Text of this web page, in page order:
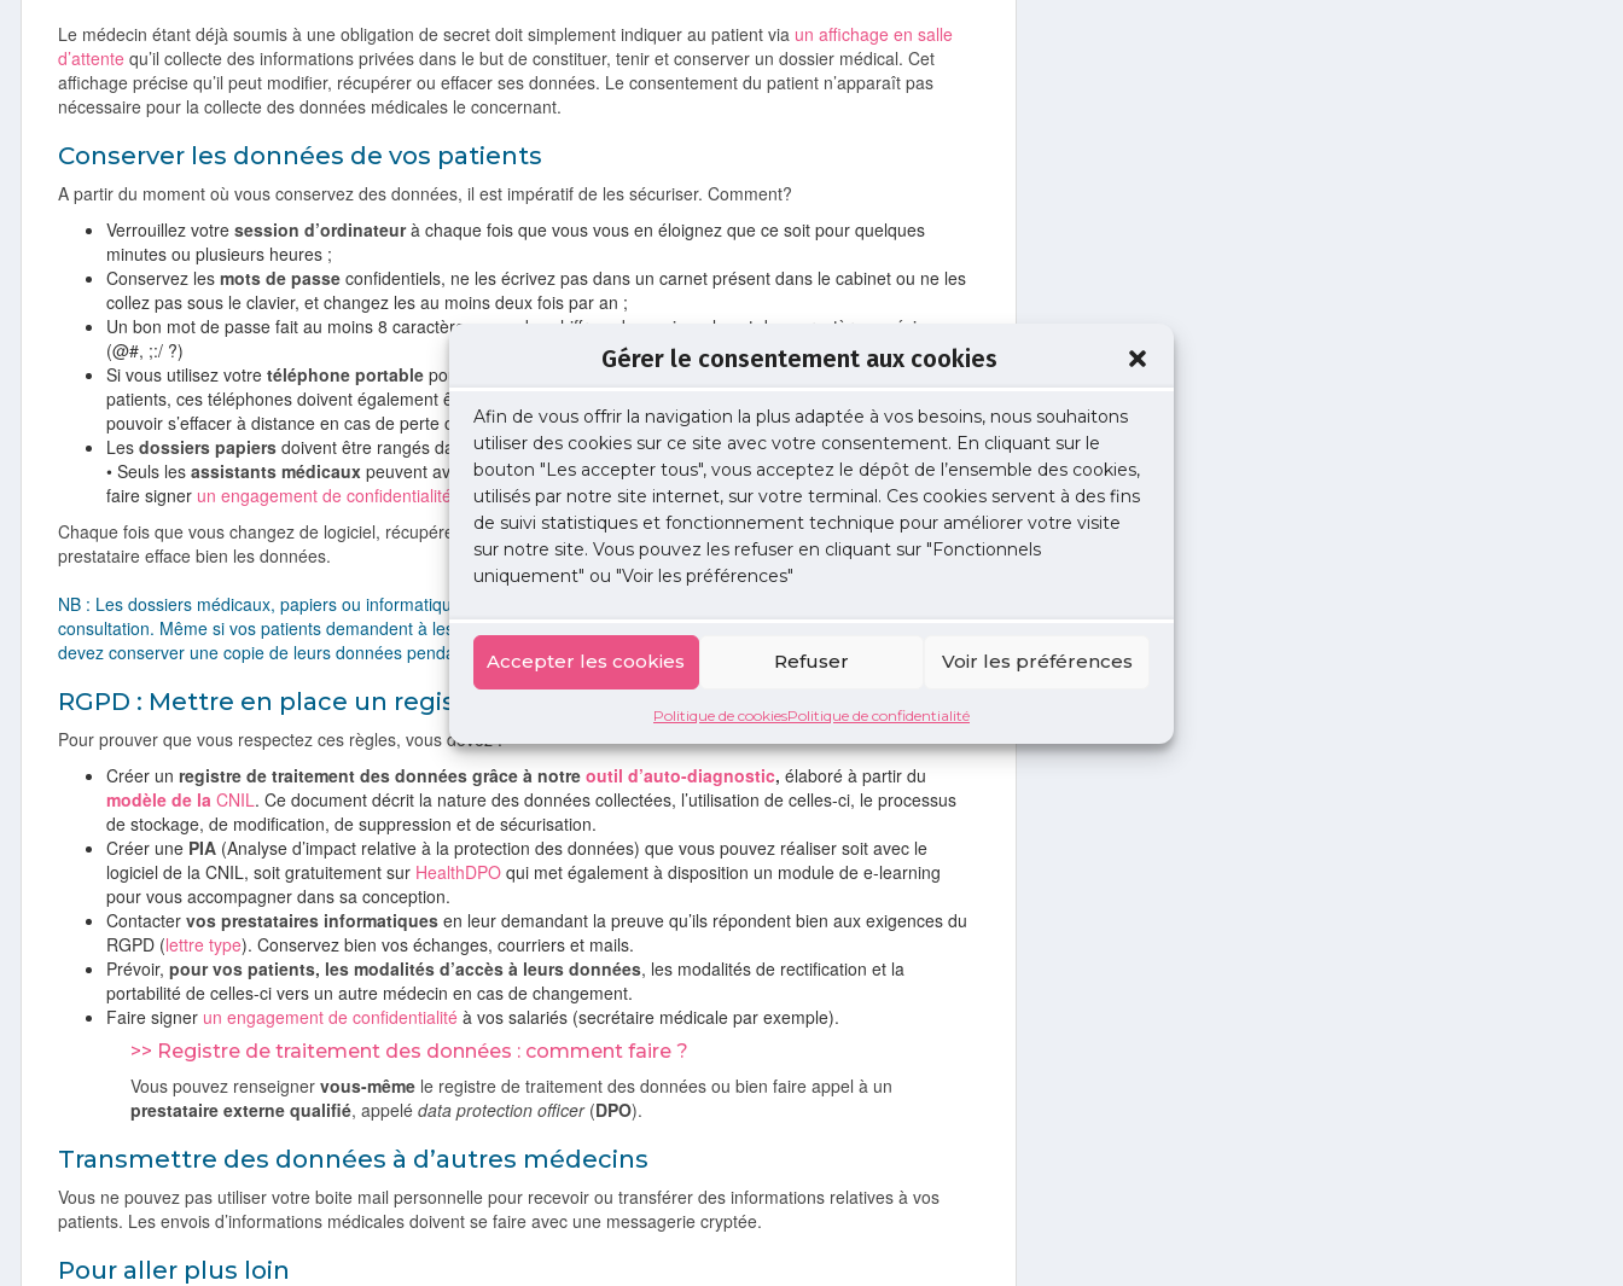
Gérer le consentement aux cookies
Afin de vous offrir la navigation la plus adaptée à vos besoins, nous souhaitons
utiliser des cookies sur ce site avec votre consentement. En cliquant sur le
bouton "Les accepter tous", vous acceptez le dépôt de l’ensemble des cookies,
utilisés par notre site internet, sur votre terminal. Ces cookies servent à des fins
de suivi statistiques et fonctionnement technique pour améliorer votre visite
sur notre site. Vous pouvez les refuser en cliquant sur "Fonctionnels
uniquement" ou "Voir les préférences"
Accepter les cookies Refuser Voir les préférences
Politique de cookiesPolitique de confidentialité
Le médecin étant déjà soumis à une obligation de secret doit simplement indiquer au patient via un affichage en salle
d’attente qu’il collecte des informations privées dans le but de constituer, tenir et conserver un dossier médical. Cet
affichage précise qu’il peut modifier, récupérer ou effacer ses données. Le consentement du patient n’apparaît pas
nécessaire pour la collecte des données médicales le concernant.
Conserver les données de vos patients
A partir du moment où vous conservez des données, il est impératif de les sécuriser. Comment?
Verrouillez votre session d’ordinateurà chaque fois que vous vous en éloignez que ce soit pour quelques
minutes ou plusieurs heures ;
Conservez les mots de passe confidentiels, ne les écrivez pas dans un carnet présent dans le cabinet ou ne les
collez pas sous le clavier, et changez les au moins deux fois par an ;
Un bon mot de passe fait au moins 8 caractères avec des chiffres, des majuscules et des caractères spéciaux
(@#, ;:/ ?)
Si vous utilisez votre téléphone portable pour stocker des informations ou échanger des informations sur vos
patients, ces téléphones doivent également être cryptés, avoir des mots de passe de verrouillage et dans l’idéal
pouvoir s’effacer à distance en cas de perte ou vol ;
Les dossiers papiers doivent être rangés dans une armoire fermée à clé ;
• Seuls les assistants médicaux peuvent avoir accès aux informations relatives à vos patients : vous devez leur
faire signer un engagement de confidentialité
Chaque fois que vous changez de logiciel, récupérez et archivez les données, assurez-vous que votre ancien
prestataire efface bien les données.
NB : Les dossiers médicaux, papiers ou informatiques, doivent être conservés 20 ans après la dernière
consultation. Même si vos patients demandent à les effacer ou à les récupérer en cas de changement de médecin, vous
devez conserver une copie de leurs données pendant 20 ans, puis les supprimer à cette échéance.
RGPD : Mettre en place un registre de traitement des données
Pour prouver que vous respectez ces règles, vous devez :
Créer un registre de traitement des données grâce à notre outil d’auto-diagnostic, élaboré à partir du
modèle de la CNIL. Ce document décrit la nature des données collectées, l’utilisation de celles-ci, le processus
de stockage, de modification, de suppression et de sécurisation.
Créer une PIA (Analyse d’impact relative à la protection des données) que vous pouvez réaliser soit avec le
logiciel de la CNIL, soit gratuitement sur HealthDPO qui met également à disposition un module de e-learning
pour vous accompagner dans sa conception.
Contacter vos prestataires informatiques en leur demandant la preuve qu’ils répondent bien aux exigences du
RGPD (lettre type). Conservez bien vos échanges, courriers et mails.
Prévoir, pour vos patients, les modalités d’accès à leurs données, les modalités de rectification et la
portabilité de celles-ci vers un autre médecin en cas de changement.
Faire signer un engagement de confidentialité à vos salariés (secrétaire médicale par exemple).
>> Registre de traitement des données : comment faire ?
Vous pouvez renseigner vous-même le registre de traitement des données ou bien faire appel à un
prestataire externe qualifié, appelé data protection officer(DPO).
Transmettre des données à d’autres médecins
Vous ne pouvez pas utiliser votre boite mail personnelle pour recevoir ou transférer des informations relatives à vos
patients. Les envois d’informations médicales doivent se faire avec une messagerie cryptée.
Pour aller plus loin